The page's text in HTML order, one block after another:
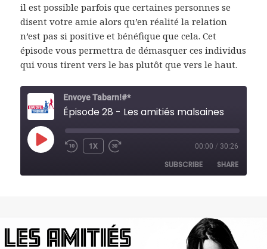
il est possible parfois que certaines personnes se
disent votre amie alors qu’en réalité la relation
n’est pas si positive et bénéfique que cela. Cet
épisode vous permettra de démasquer ces individus
qui vous tirent vers le bas plutôt que vers le haut.
Envoye Tabarn!#*
Épisode 28 - Les amitiés malsaines
PLAY
EPISODE REWIND
1X
FAST
00:00 / 30:26
SUBSCRIBE SHARE
LINK